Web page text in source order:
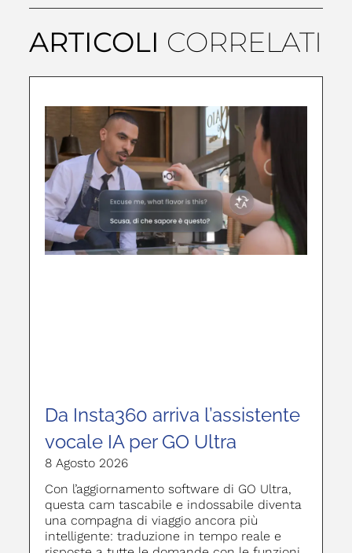
ARTICOLI CORRELATI
Da Insta360 arriva l’assistente
vocale IA per GO Ultra
8 Agosto 2026
Con l’aggiornamento software di GO Ultra,
questa cam tascabile e indossabile diventa
una compagna di viaggio ancora più
intelligente: traduzione in tempo reale e